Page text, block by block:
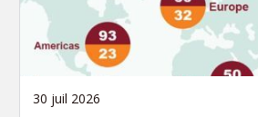
30 juil 2026